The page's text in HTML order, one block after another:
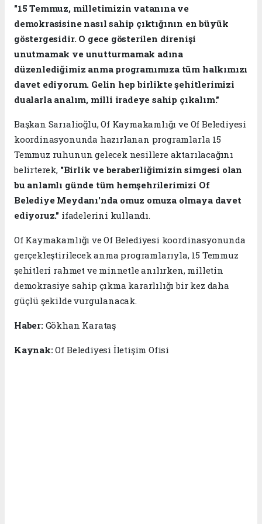
"15 Temmuz, milletimizin vatanına ve
demokrasisine nasıl sahip çıktığının en büyük
göstergesidir. O gece gösterilen direnişi
unutmamak ve unutturmamak adına
düzenlediğimiz anma programımıza tüm halkımızı
davet ediyorum. Gelin hep birlikte şehitlerimizi
dualarla analım, milli iradeye sahip çıkalım."
Başkan Sarıalioğlu, Of Kaymakamlığı ve Of Belediyesi
koordinasyonunda hazırlanan programlarla 15
Temmuz ruhunun gelecek nesillere aktarılacağını
belirterek, "Birlik ve beraberliğimizin simgesi olan
bu anlamlı günde tüm hemşehrilerimizi Of
Belediye Meydanı'nda omuz omuza olmaya davet
ediyoruz." ifadelerini kullandı.
Of Kaymakamlığı ve Of Belediyesi koordinasyonunda
gerçekleştirilecek anma programlarıyla, 15 Temmuz
şehitleri rahmet ve minnetle anılırken, milletin
demokrasiye sahip çıkma kararlılığı bir kez daha
güçlü şekilde vurgulanacak.
Haber: Gökhan Karataş
Kaynak:Of Belediyesi İletişim Ofisi